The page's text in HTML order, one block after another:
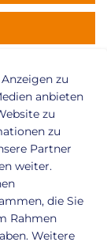
: Das
in
zu
anbieten
zu
zu
Partner
weiter.
die Sie
Rahmen
Weitere